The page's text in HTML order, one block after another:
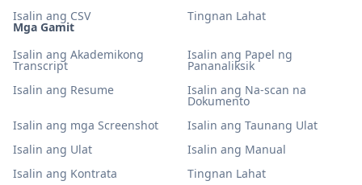
Mga Gamit
Isalin ang Akademikong
Transcript
Isalin ang Papel ng
Pananaliksik
Isalin ang Resume
Isalin ang Na-scan na
Dokumento
Isalin ang mga Screenshot
Isalin ang Taunang Ulat
Isalin ang Ulat
Isalin ang Manual
Isalin ang Kontrata
Tingnan Lahat
Isalin ang CSV
Tingnan Lahat